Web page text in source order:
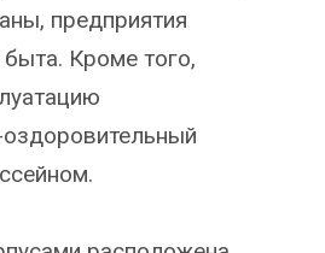
предприятия
Кроме того,